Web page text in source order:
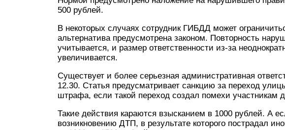
500 рублей.
В некоторых случаях сотрудник ГИБДД может
альтернатива предусмотрена законом. Повторность
учитывается, и размер ответственности из-за
увеличивается.
Существует и более серьезная административная
12.30. Статья предусматривает санкцию за переход
штрафа, если такой переход создал помехи участникам
Такие действия караются взысканием в 1000 рублей. А
возникновению ДТП, в результате которого пострадал